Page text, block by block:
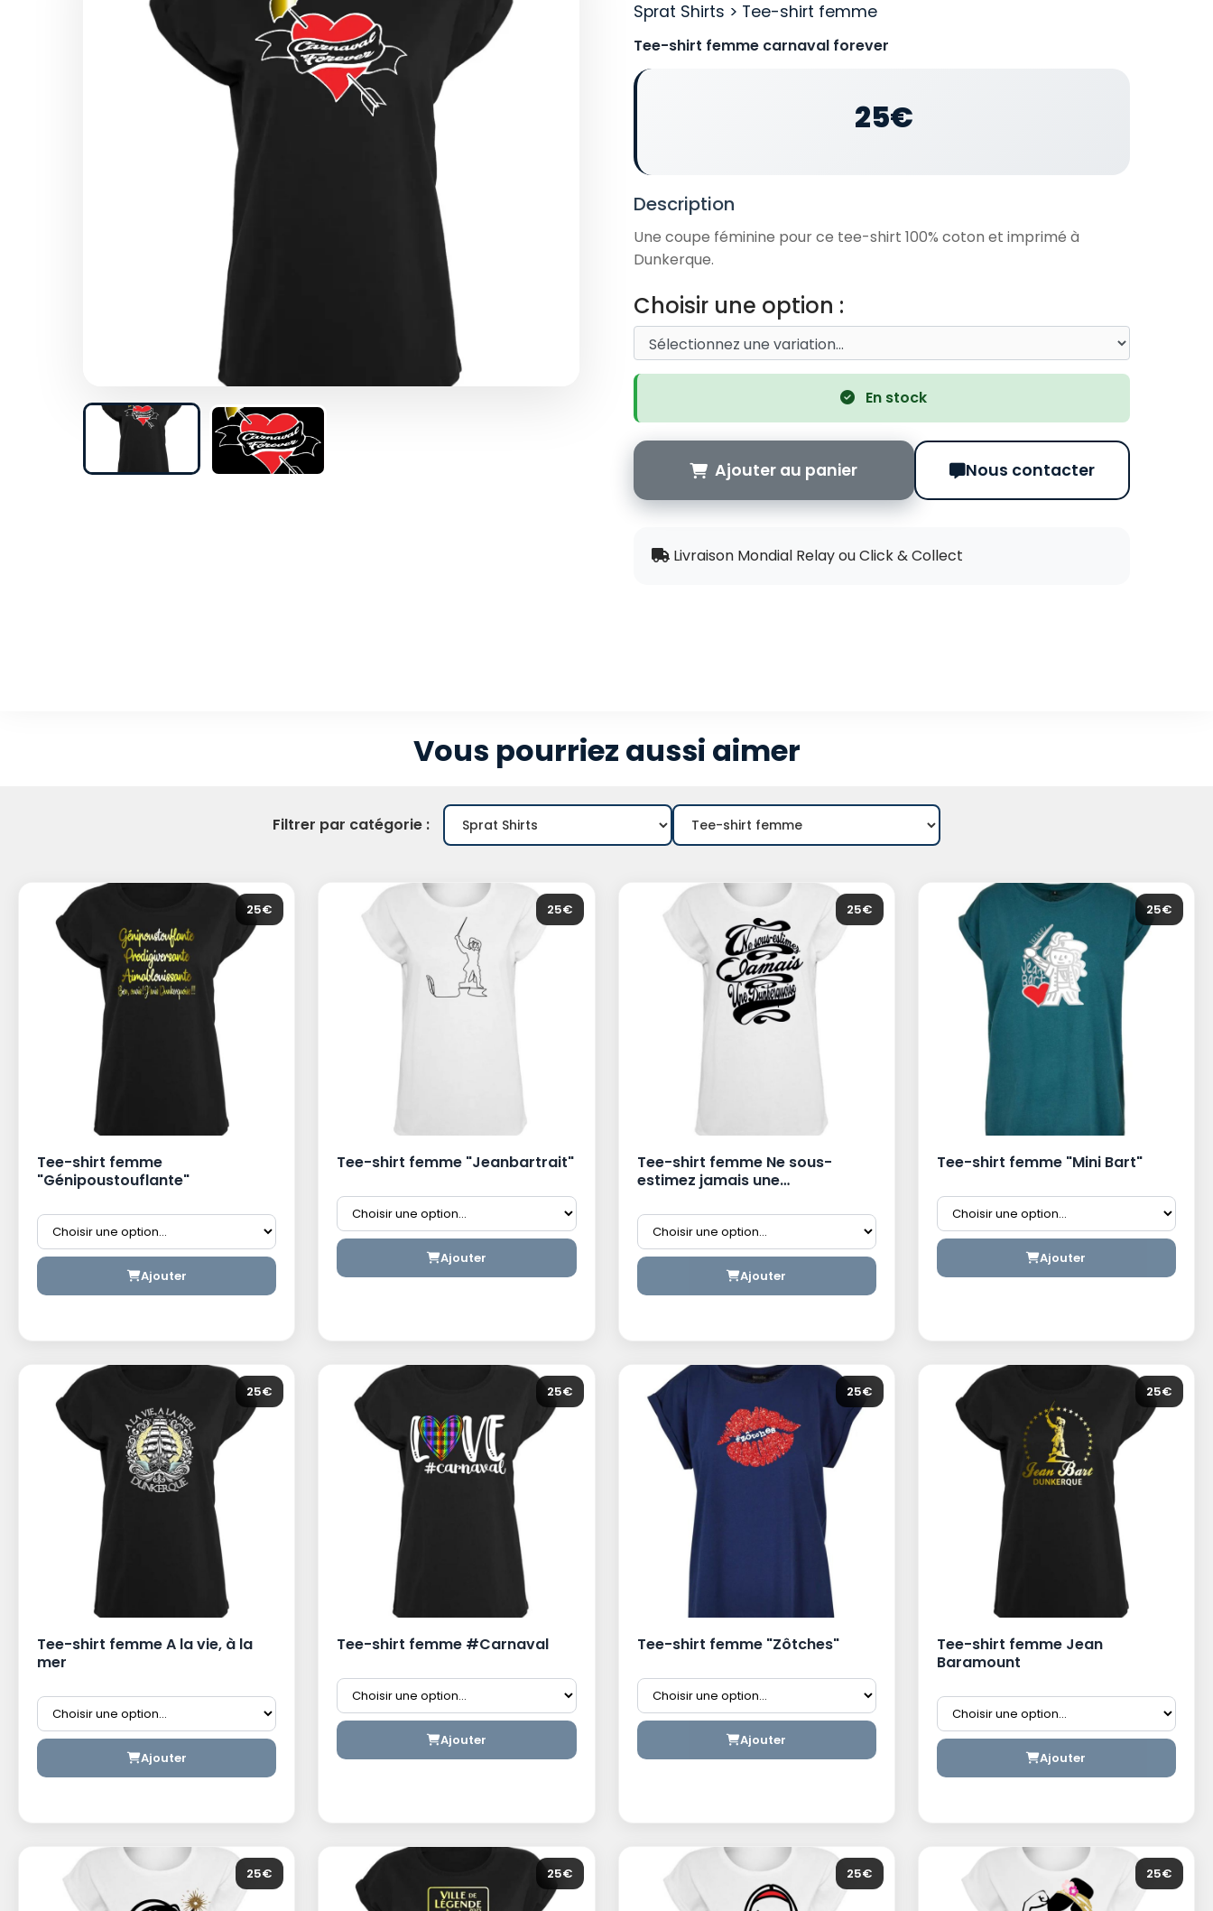
Sprat Shirts > Tee-shirt femme
Tee-shirt femme carnaval forever
25€
Description
Une coupe féminine pour ce tee-shirt 100% coton et imprimé à
Dunkerque.
Choisir une option :
En stock
Ajouter au panier Nous contacter
Livraison Mondial Relay ou Click & Collect
Vous pourriez aussi aimer
Filtrer par catégorie :
25€
Tee-shirt femme
"Génipoustouflante"
Ajouter
25€
Tee-shirt femme "Jeanbartrait"
Ajouter
25€
Tee-shirt femme Ne sous-
estimez jamais une
Ajouter
25€
Tee-shirt femme "Mini Bart"
Ajouter
25€
Tee-shirt femme A la vie, à la
mer
Ajouter
25€
Tee-shirt femme #Carnaval
Ajouter
25€
Tee-shirt femme "Zôtches"
Ajouter
25€
Tee-shirt femme Jean
Baramount
Ajouter
25€ 25€ 25€ 25€